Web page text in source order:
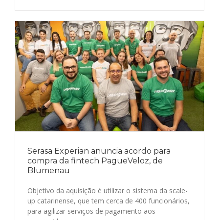
Serasa Experian anuncia acordo para
compra da fintech PagueVeloz, de
Blumenau
Objetivo da aquisição é utilizar o sistema da scale-
up catarinense, que tem cerca de 400 funcionários,
para agilizar serviços de pagamento aos